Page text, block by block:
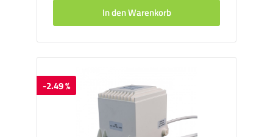
In den Warenkorb
-2.49 %